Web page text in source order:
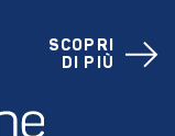
SCOPRI
DI PIÙ